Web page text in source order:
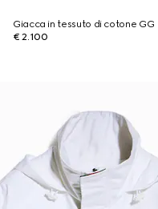
Giacca in tessuto di cotone GG
€ 2.100